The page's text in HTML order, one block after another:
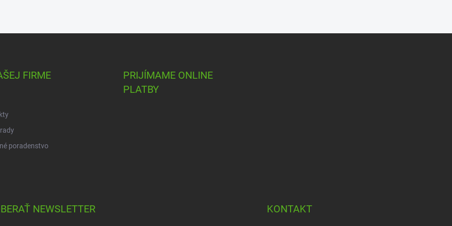
FIRME
poradenstvo
PRIJÍMAME ONLINE
PLATBY
NEWSLETTER KONTAKT